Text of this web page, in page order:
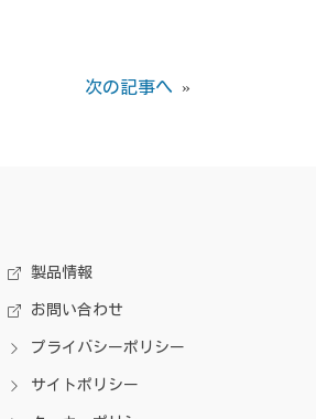
次の記事へ »
製品情報
お問い合わせ
プライバシーポリシー
サイトポリシー